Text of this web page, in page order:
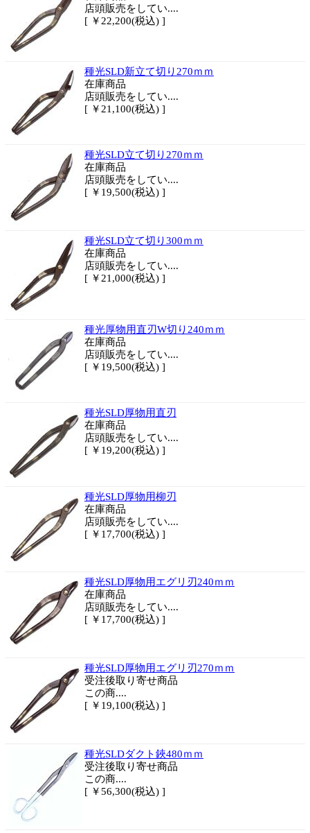
店頭販売をしてい....
[ ￥22,200(税込) ]
種光SLD新立て切り270ｍｍ
在庫商品
店頭販売をしてい....
[ ￥21,100(税込) ]
種光SLD立て切り270ｍｍ
在庫商品
店頭販売をしてい....
[ ￥19,500(税込) ]
種光SLD立て切り300ｍｍ
在庫商品
店頭販売をしてい....
[ ￥21,000(税込) ]
種光厚物用直刃W切り240ｍｍ
在庫商品
店頭販売をしてい....
[ ￥19,500(税込) ]
種光SLD厚物用直刃
在庫商品
店頭販売をしてい....
[ ￥19,200(税込) ]
種光SLD厚物用柳刃
在庫商品
店頭販売をしてい....
[ ￥17,700(税込) ]
種光SLD厚物用エグリ刃240ｍｍ
在庫商品
店頭販売をしてい....
[ ￥17,700(税込) ]
種光SLD厚物用エグリ刃270ｍｍ
受注後取り寄せ商品
この商....
[ ￥19,100(税込) ]
種光SLDダクト鋏480ｍｍ
受注後取り寄せ商品
この商....
[ ￥56,300(税込) ]